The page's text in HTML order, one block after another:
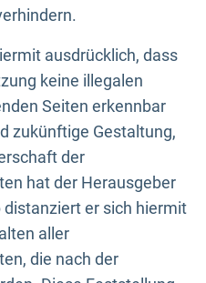
ausdrücklich, dass
keine illegalen
Seiten erkennbar
zukünftige Gestaltung,
der
hat der Herausgeber
distanziert er sich hiermit
aller
die nach der